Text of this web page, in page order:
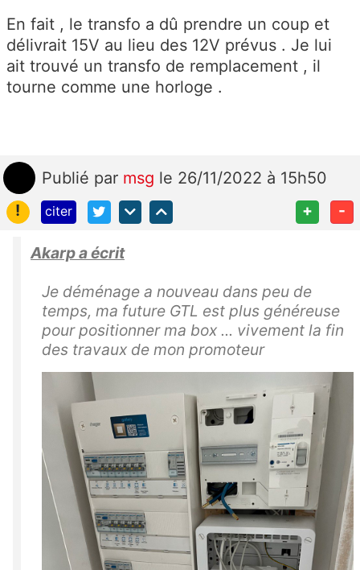
En fait , le transfo a dû prendre un coup et
délivrait 15V au lieu des 12V prévus . Je lui
ait trouvé un transfo de remplacement , il
tourne comme une horloge .
Publié par msg le 26/11/2022 à 15h50
!
citer + -
Akarp a écrit
Je déménage a nouveau dans peu de
temps, ma future GTL est plus généreuse
pour positionner ma box ... vivement la fin
des travaux de mon promoteur